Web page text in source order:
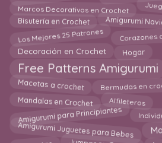
Marcos Decorativos en Crochet
Bisutería en Crochet Amigurumi
Los Mejores 25 Patrones Corazones
Decoración en Crochet Hogar
Free Patterns Amigurumi
Macetas a crochet Bermudas en
Mandalas en Crochet Alfileteros
Amigurumi para Principiantes
Amigurumi Juguetes para Bebes